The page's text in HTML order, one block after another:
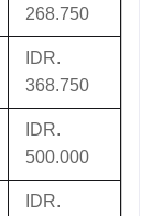
268.750
IDR.
368.750
IDR.
500.000
IDR.